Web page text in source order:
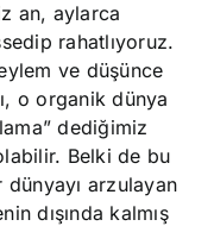
an, aylarca
rahatlıyoruz.
ve düşünce
o organik dünya
dediğimiz
Belki de bu
dünyayı arzulayan
dışında kalmış